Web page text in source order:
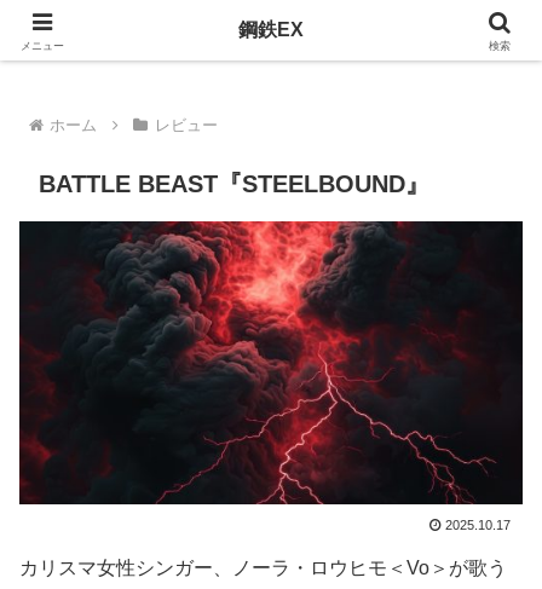
おすすめのメタルを紹介
ホーム レビュー
BATTLE BEAST『STEELBOUND』
2025.10.17
カリスマ女性シンガー、ノーラ・ロウヒモ＜Vo＞が歌う
メニュー
鋼鉄EX
検索